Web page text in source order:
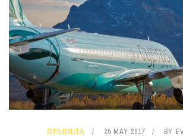
ПРАВИЛА 25 MAY 2017 BY